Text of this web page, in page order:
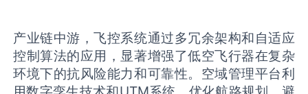
产业链中游，飞控系统通过多冗余架构和自适应
控制算法的应用，显著增强了低空飞行器在复杂
环境下的抗风险能力和可靠性。空域管理平台利